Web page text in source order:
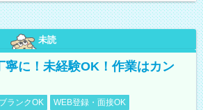
未読
寧に！未経験OK！作業はカン
ブランクOK WEB登録・面接OK